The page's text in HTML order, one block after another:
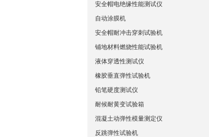
安全帽电绝缘性能测试仪
自动涂膜机
安全帽耐冲击穿刺试验机
铺地材料燃烧性能试验机
液体穿透性测试仪
橡胶垂直弹性试验机
铅笔硬度测试仪
耐候耐黄变试验箱
混凝土动弹性模量测定仪
反跳弹性试验机